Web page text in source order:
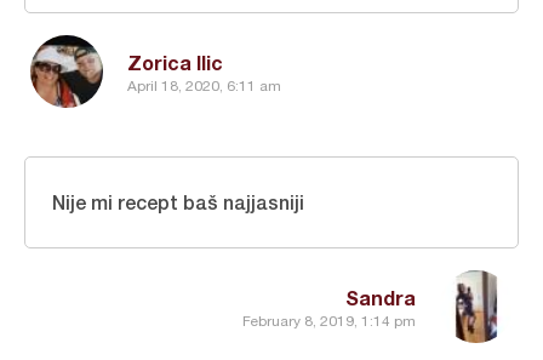
Zorica Ilic
April 18, 2020, 6:11 am
Sandra
February 8, 2019, 1:14 pm
Nije mi recept baš najjasniji